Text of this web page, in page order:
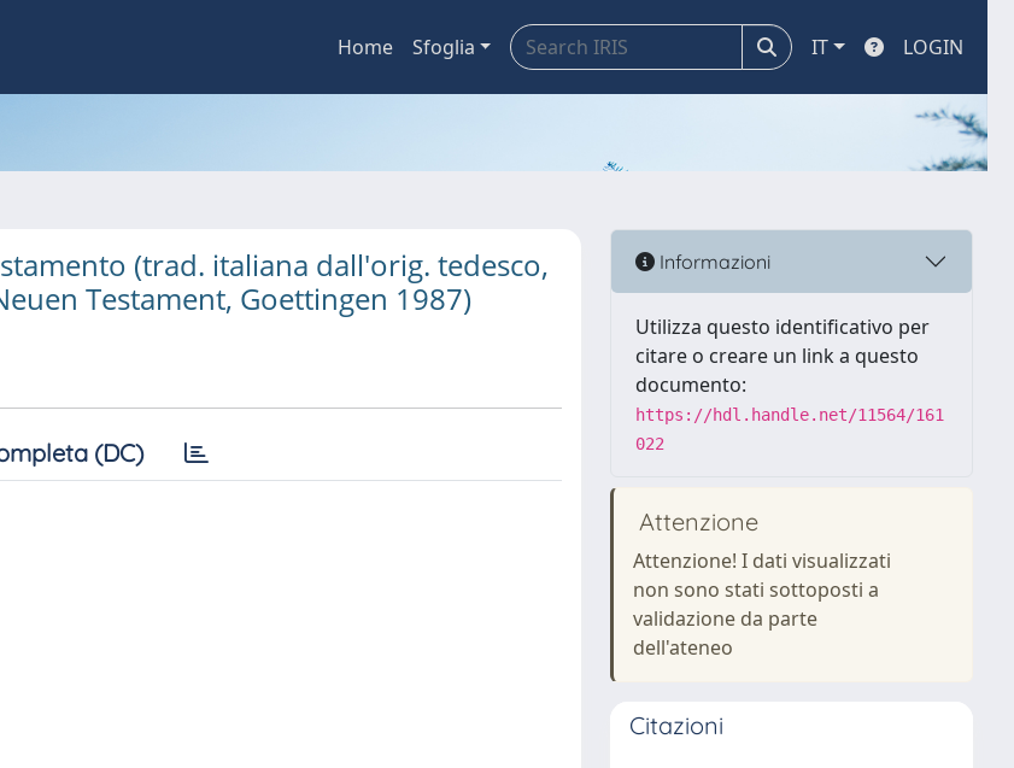
Home Sfoglia IT LOGIN
(trad. italiana dall'orig. tedesco,
Testament, Goettingen 1987)
(DC)
Informazioni
Utilizza questo identificativo per
citare o creare un link a questo
documento:
https://hdl.handle.net/11564/161
022
Attenzione
Attenzione! I dati visualizzati
non sono stati sottoposti a
validazione da parte
dell'ateneo
Citazioni